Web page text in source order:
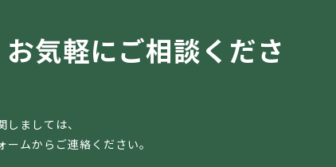
お気軽にご相談くださ
ましては、
ムからご連絡ください。